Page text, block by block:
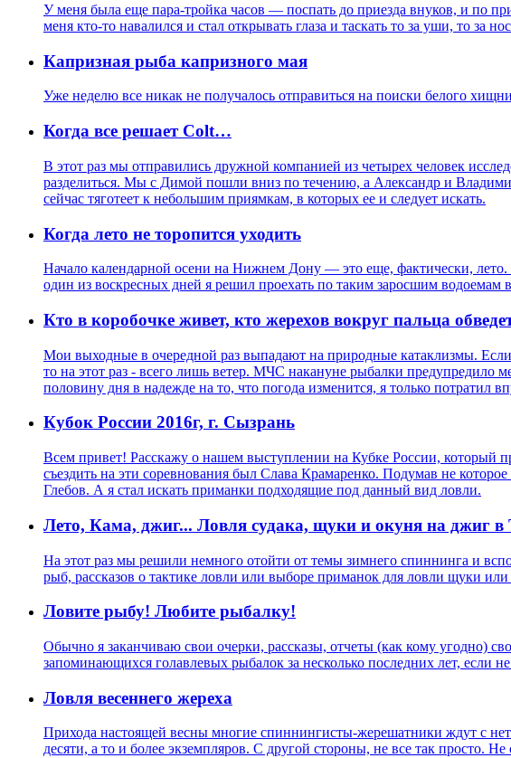
У меня была еще пара-тройка часов — поспать до приезда внуков, и по
меня кто-то навалился и стал открывать глаза и таскать то за уши, то за
Капризная рыба капризного мая
Уже неделю все никак не получалось отправиться на поиски белого
Когда все решает Colt…
В этот раз мы отправились дружной компанией из четырех человек
разделиться. Мы с Димой пошли вниз по течению, а Александр и
сейчас тяготеет к небольшим приямкам, в которых ее и следует искать.
Когда лето не торопится уходить
Начало календарной осени на Нижнем Дону — это еще, фактически, лето.
один из воскресных дней я решил проехать по таким заросшим водоемам
Кто в коробочке живет, кто жерехов вокруг пальца
Мои выходные в очередной раз выпадают на природные катаклизмы.
то на этот раз - всего лишь ветер. МЧС накануне рыбалки
половину дня в надежде на то, что погода изменится, я только потратил
Кубок России 2016г, г. Сызрань
Всем привет! Расскажу о нашем выступлении на Кубке России, который
съездить на эти соревнования был Слава Крамаренко. Подумав не
Глебов. А я стал искать приманки подходящие под данный вид ловли.
Лето, Кама, джиг... Ловля судака, щуки и окуня на джиг в
На этот раз мы решили немного отойти от темы зимнего спиннинга и
рыб, рассказов о тактике ловли или выборе приманок для ловли щуки
Ловите рыбу! Любите рыбалку!
Обычно я заканчиваю свои очерки, рассказы, отчеты (как кому угодно)
запоминающихся голавлевых рыбалок за несколько последних лет, если
Ловля весеннего жереха
Прихода настоящей весны многие спиннингисты-жерешатники ждут с
десяти, а то и более экземпляров. С другой стороны, не все так просто.